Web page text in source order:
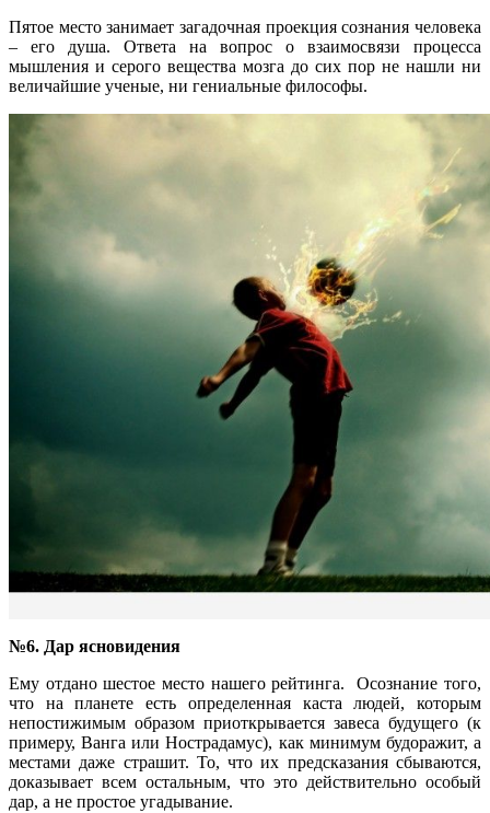
Пятое место занимает загадочная проекция сознания человека
– его душа. Ответа на вопрос о взаимосвязи процесса
мышления и серого вещества мозга до сих пор не нашли ни
величайшие ученые, ни гениальные философы.
№6. Дар ясновидения
Ему отдано шестое место нашего рейтинга. Осознание того,
что на планете есть определенная каста людей, которым
непостижимым образом приоткрывается завеса будущего (к
примеру, Ванга или Нострадамус), как минимум будоражит, а
местами даже страшит. То, что их предсказания сбываются,
доказывает всем остальным, что это действительно особый
дар, а не простое угадывание.